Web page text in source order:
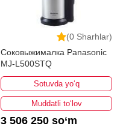
(0 Sharhlar)
Соковыжималка Panasonic
MJ-L500STQ
Sotuvda yo‘q
Muddatli to‘lov
3 506 250 so‘m